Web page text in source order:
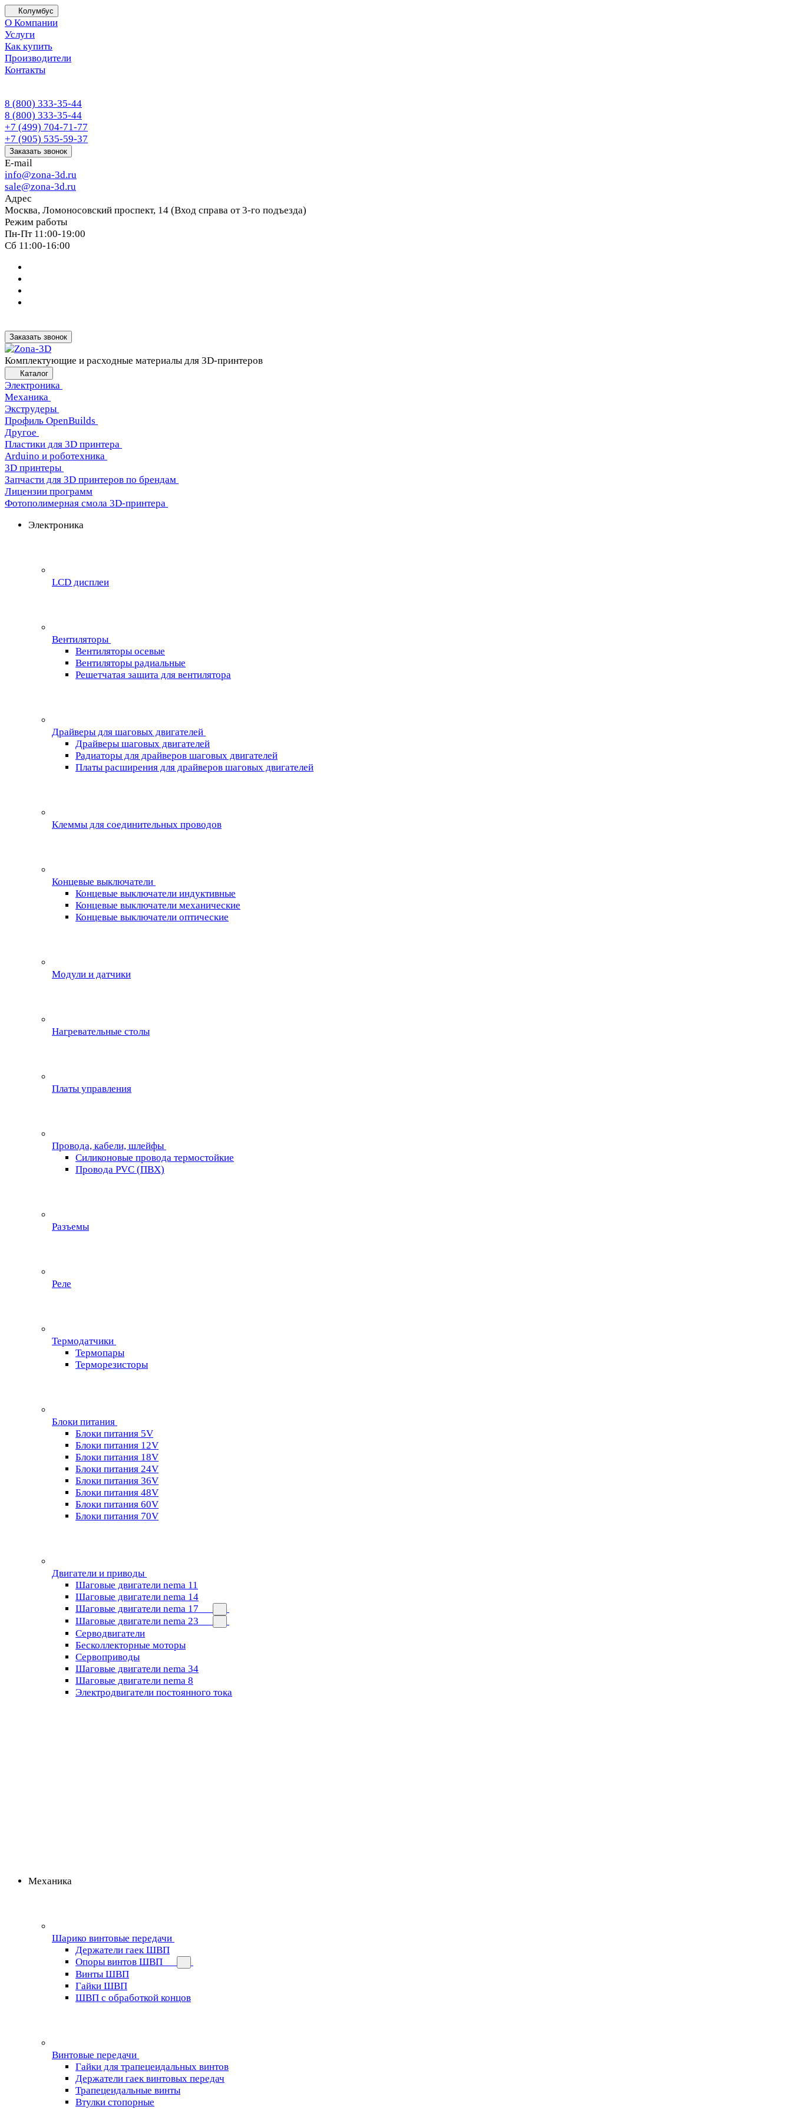
Колумбус
О Компании
Услуги
Как купить
Производители
Контакты
8 (800) 333-35-44
8 (800) 333-35-44
+7 (499) 704-71-77
+7 (905) 535-59-37
Заказать звонок
E-mail
info@zona-3d.ru
sale@zona-3d.ru
Адрес
Москва, Ломоносовский проспект, 14 (Вход справа от 3-го подъезда)
Режим работы
Пн-Пт 11:00-19:00
Сб 11:00-16:00
Заказать звонок
Комплектующие и расходные материалы для 3D-принтеров
Каталог
Электроника
Механика
Экструдеры
Профиль OpenBuilds
Другое
Пластики для 3D принтера
Arduino и роботехника
3D принтеры
Запчасти для 3D принтеров по брендам
Лицензии программ
Фотополимерная смола 3D-принтера
Электроника
LCD дисплеи
Вентиляторы
Вентиляторы осевые
Вентиляторы радиальные
Решетчатая защита для вентилятора
Драйверы для шаговых двигателей
Драйверы шаговых двигателей
Радиаторы для драйверов шаговых двигателей
Платы расширения для драйверов шаговых двигателей
Клеммы для соединительных проводов
Концевые выключатели
Концевые выключатели индуктивные
Концевые выключатели механические
Концевые выключатели оптические
Модули и датчики
Нагревательные столы
Платы управления
Провода, кабели, шлейфы
Силиконовые провода термостойкие
Провода PVC (ПВХ)
Разъемы
Реле
Термодатчики
Термопары
Терморезисторы
Блоки питания
Блоки питания 5V
Блоки питания 12V
Блоки питания 18V
Блоки питания 24V
Блоки питания 36V
Блоки питания 48V
Блоки питания 60V
Блоки питания 70V
Двигатели и приводы
Шаговые двигатели nema 11
Шаговые двигатели nema 14
Шаговые двигатели nema 17
Шаговые двигатели nema 23
Cерводвигатели
Бесколлекторные моторы
Сервоприводы
Шаговые двигатели nema 34
Шаговые двигатели nema 8
Электродвигатели постоянного тока
Механика
Шарико винтовые передачи
Держатели гаек ШВП
Опоры винтов ШВП
Винты ШВП
Гайки ШВП
ШВП с обработкой концов
Винтовые передачи
Гайки для трапецеидальных винтов
Держатели гаек винтовых передач
Трапецеидальные винты
Втулки стопорные